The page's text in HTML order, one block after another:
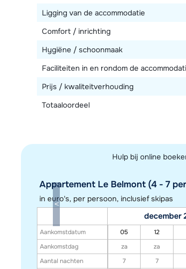
Ligging van de accommodatie
Comfort / inrichting
Hygiëne / schoonmaak
Faciliteiten in en rondom de
Prijs / kwaliteitverhouding
Totaaloordeel
Hulp bij online
Appartement Le Belmont (4 - 7
in euro's, per persoon, inclusief skipas
Aankomstdatum
Aankomstdag
Aantal nachten
december
05 12
za
za
7
7